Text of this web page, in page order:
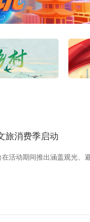
旅消费季启动
活动期间推出涵盖观光、